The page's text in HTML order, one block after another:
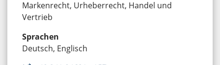
Markenrecht, Urheberrecht, Handel und
Vertrieb
Sprachen
Deutsch, Englisch